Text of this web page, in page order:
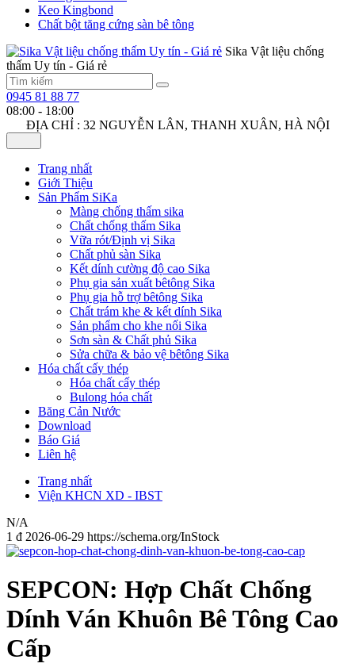
Keo Kingbond
Chất bột tăng cứng sàn bê tông
Sika Vật liệu chống
thấm Uy tín - Giá rẻ
0945 81 88 77
08:00 - 18:00
ĐỊA CHỈ : 32 NGUYỄN LÂN, THANH XUÂN, HÀ NỘI
Trang nhất
Giới Thiệu
Sản Phẩm SiKa
Màng chống thấm sika
Chất chống thấm Sika
Vữa rót/Định vị Sika
Chất phủ sàn Sika
Kết dính cường độ cao Sika
Phụ gia sản xuất bêtông Sika
Phụ gia hỗ trợ bêtông Sika
Chất trám khe & kết dính Sika
Sản phẩm cho khe nối Sika
Sơn sàn & Chất phủ Sika
Sửa chữa & bảo vệ bêtông Sika
Hóa chất cấy thép
Hóa chất cấy thép
Bulong hóa chất
Băng Cản Nước
Download
Báo Giá
Liên hệ
Trang nhất
Viện KHCN XD - IBST
N/A
1 đ 2026-06-29 https://schema.org/InStock
SEPCON: Hợp Chất Chống
Dính Ván Khuôn Bê Tông Cao
Cấp